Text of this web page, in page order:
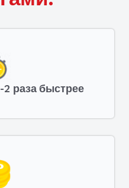
раза быстрее